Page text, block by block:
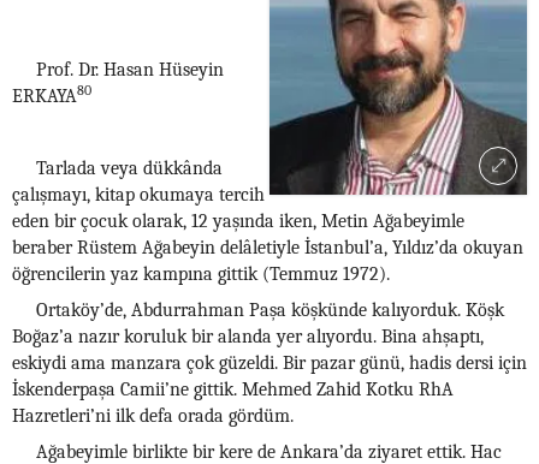
Prof. Dr. Hasan Hüseyin
ERKAYA80
Tarlada veya dükkânda
çalışmayı, kitap okumaya tercih
eden bir çocuk olarak, 12 yaşında iken, Metin Ağabeyimle
beraber Rüstem Ağabeyin delâletiyle İstanbul’a, Yıldız’da okuyan
öğrencilerin yaz kampına gittik (Temmuz 1972).
Ortaköy’de, Abdurrahman Paşa köşkünde kalıyorduk. Köşk
Boğaz’a nazır koruluk bir alanda yer alıyordu. Bina ahşaptı,
eskiydi ama manzara çok güzeldi. Bir pazar günü, hadis dersi için
İskenderpaşa Camii’ne gittik. Mehmed Zahid Kotku RhA
Hazretleri’ni ilk defa orada gördüm.
Ağabeyimle birlikte bir kere de Ankara’da ziyaret ettik. Hac